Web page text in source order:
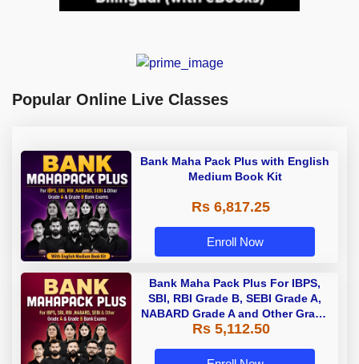
Popular Online Live Classes
Bank Maha Pack Plus with English
Medium Book Kit
Rs 6,817.25
Enroll Now
Bank Maha Pack Plus For IBPS,
SBI, RBI Grade B, SEBI Grade A,
NABARD Grade A and Other Grade
A & Grade B Bank Exams
Rs 5,112.50